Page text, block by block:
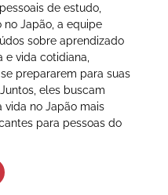
de estudo,
Japão, a equipe
sobre aprendizado
e vida cotidiana,
prepararem para suas
eles buscam
vida no Japão mais
para pessoas do